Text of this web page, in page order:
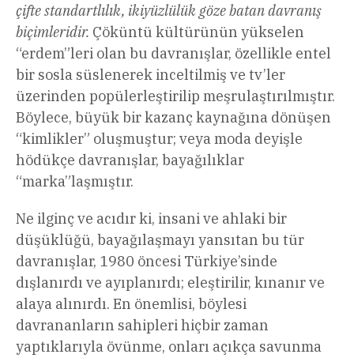
çifte standartlılık, ikiyüzlülük göze batan davranış
biçimleridir. Çöküntü kültürünün yükselen
“erdem”leri olan bu davranışlar, özellikle entel
bir sosla süslenerek inceltilmiş ve tv’ler
üzerinden popülerleştirilip meşrulaştırılmıştır.
Böylece, büyük bir kazanç kaynağına dönüşen
“kimlikler” oluşmuştur; veya moda deyişle
hödükçe davranışlar, bayağılıklar
“marka”laşmıştır.
Ne ilginç ve acıdır ki, insani ve ahlaki bir
düşüklüğü, bayağılaşmayı yansıtan bu tür
davranışlar, 1980 öncesi Türkiye’sinde
dışlanırdı ve ayıplanırdı; eleştirilir, kınanır ve
alaya alınırdı. En önemlisi, böylesi
davrananların sahipleri hiçbir zaman
yaptıklarıyla övünme, onları açıkça savunma